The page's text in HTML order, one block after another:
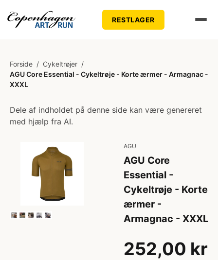
RESTLAGER
Forside / Cykeltrøjer /
AGU Core Essential - Cykeltrøje - Korte ærmer - Armagnac -
XXXL
Dele af indholdet på denne side kan være genereret
med hjælp fra AI.
AGU
AGU Core
Essential -
Cykeltrøje - Korte
ærmer -
Armagnac - XXXL
252,00 kr